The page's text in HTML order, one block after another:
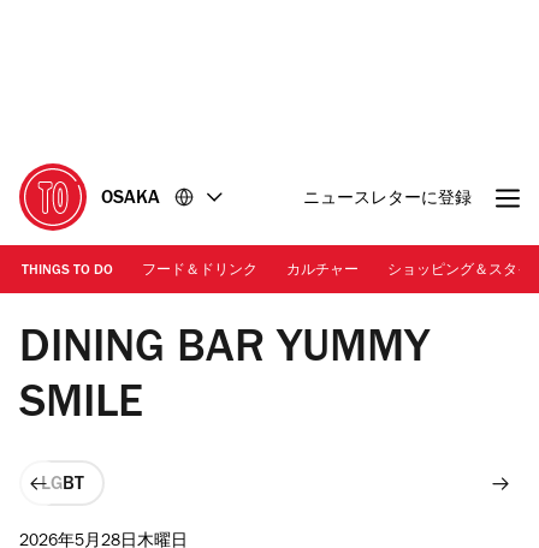
に
移
動
移
動
OSAKA ニュースレターに登録
THINGS TO DO フード＆ドリンク カルチャー ショッピング＆スタイ
画像提供：DINING BAR YUMMY SMILE | 内観
DINING BAR YUMMY
SMILE
LGBT
2026年5月28日木曜日